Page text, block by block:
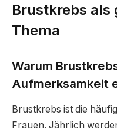
Brustkrebs als
Thema
Warum
Aufmerksamkeit
Brustkrebs ist die
Frauen. Jährlich